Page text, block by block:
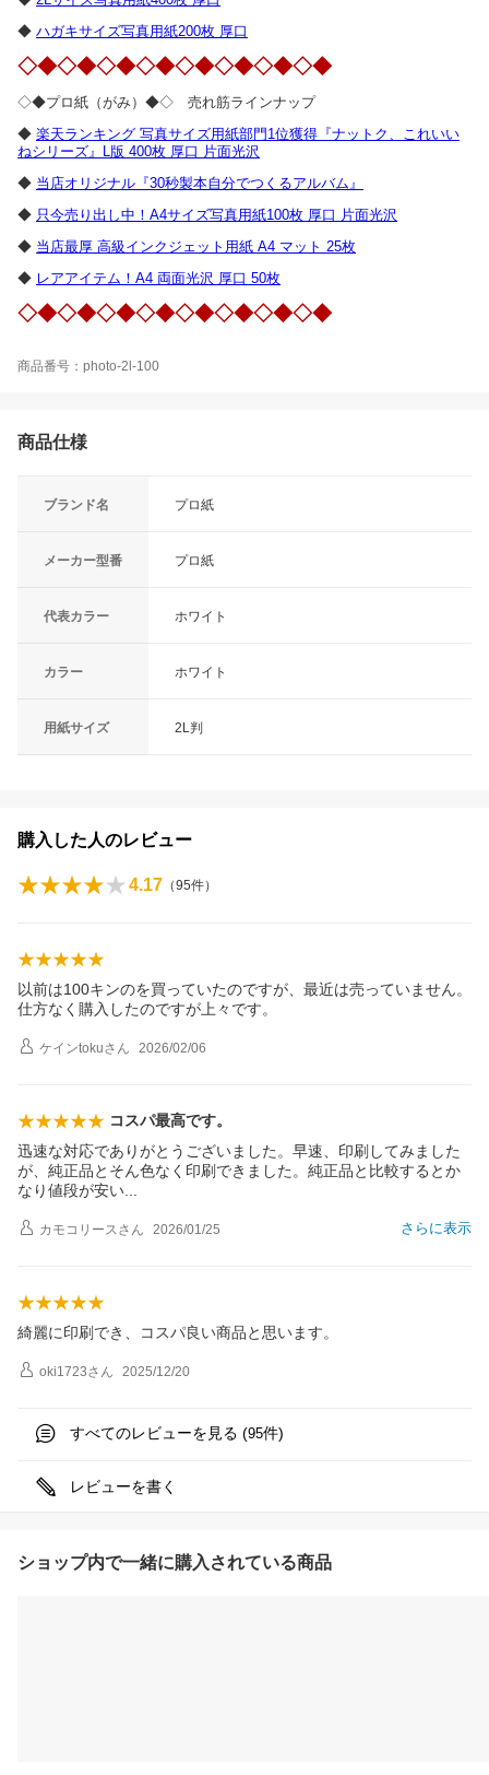
◆ ハガキサイズ写真用紙200枚 厚口
◇◆◇◆◇◆◇◆◇◆◇◆◇◆◇◆
◇◆プロ紙（がみ）◆◇ 売れ筋ラインナップ
◆ 楽天ランキング 写真サイズ用紙部門1位獲得『ナットク、これいい
ねシリーズ』L版 400枚 厚口 片面光沢
◆ 当店オリジナル『30秒製本自分でつくるアルバム』
◆ 只今売り出し中！A4サイズ写真用紙100枚 厚口 片面光沢
◆ 当店最厚 高級インクジェット用紙 A4 マット 25枚
◆ レアアイテム！A4 両面光沢 厚口 50枚
◇◆◇◆◇◆◇◆◇◆◇◆◇◆◇◆
商品番号：photo-2l-100
商品仕様
ブランド名 プロ紙
メーカー型番 プロ紙
代表カラー ホワイト
カラー ホワイト
用紙サイズ 2L判
購入した人のレビュー
4.17 （95件）
以前は100キンのを買っていたのですが、最近は売っていません。
仕方なく購入したのですが上々です。
ケインtokuさん 2026/02/06
コスパ最高です。
迅速な対応でありがとうございました。早速、印刷してみました
が、純正品とそん色なく印刷できました。純正品と比較するとか
なり値段が安い
さらに表示
カモコリースさん 2026/01/25
綺麗に印刷でき、コスパ良い商品と思います。
oki1723さん 2025/12/20
すべてのレビューを見る (95件)
レビューを書く
ショップ内で一緒に購入されている商品